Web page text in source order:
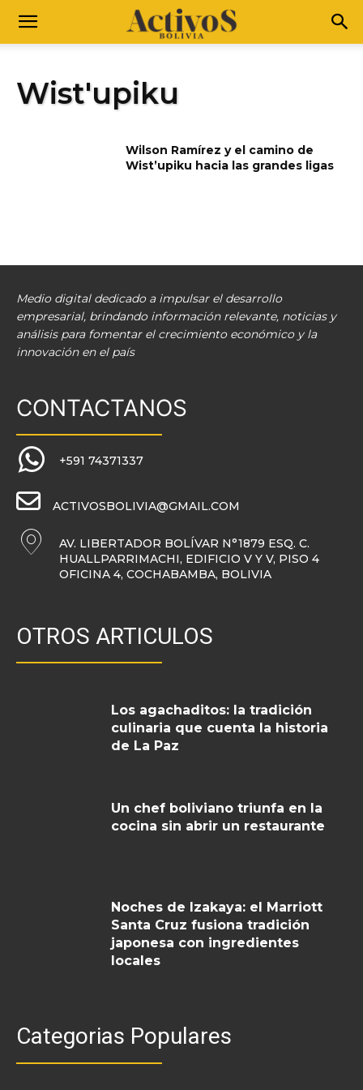
Wist'upiku
Wilson Ramírez y el camino de
Wist’upiku hacia las grandes ligas
Medio digital dedicado a impulsar el desarrollo
empresarial, brindando información relevante, noticias y
análisis para fomentar el crecimiento económico y la
innovación en el país
CONTACTANOS
+591 74371337
ACTIVOSBOLIVIA@GMAIL.COM
AV. LIBERTADOR BOLÍVAR N°1879 ESQ. C.
HUALLPARRIMACHI, EDIFICIO V Y V, PISO 4
OFICINA 4, COCHABAMBA, BOLIVIA
OTROS ARTICULOS
Los agachaditos: la tradición
culinaria que cuenta la historia
de La Paz
Un chef boliviano triunfa en la
cocina sin abrir un restaurante
Noches de Izakaya: el Marriott
Santa Cruz fusiona tradición
japonesa con ingredientes
locales
Categorias Populares